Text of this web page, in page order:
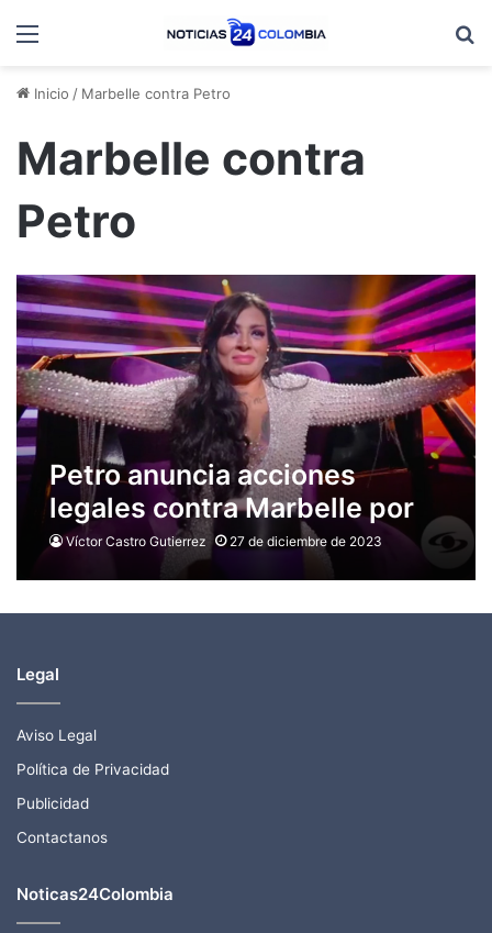
Menú
Inicio / Marbelle contra Petro
Marbelle contra
Petro
Petro anuncia acciones
legales contra Marbelle por
acoso a su hija
Víctor Castro Gutierrez 27 de diciembre de 2023
Legal
Aviso Legal
Política de Privacidad
Publicidad
Contactanos
Noticas24Colombia